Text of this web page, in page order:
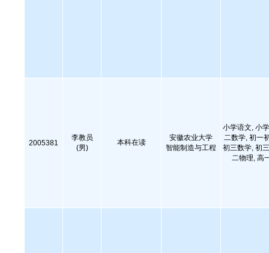
2005381
李教员
(男)
本科在读
安徽农业大学
智能制造与工程
小学语文, 小
二数学, 初一
初三数学, 初
二物理, 高